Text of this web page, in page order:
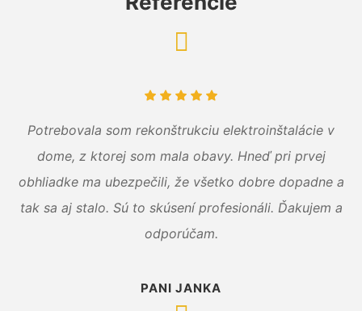
Potrebovala som rekonštrukciu elektroinštalácie v
dome, z ktorej som mala obavy. Hneď pri prvej
obhliadke ma ubezpečili, že všetko dobre dopadne a
tak sa aj stalo. Sú to skúsení profesionáli. Ďakujem a
odporúčam.
PANI JANKA